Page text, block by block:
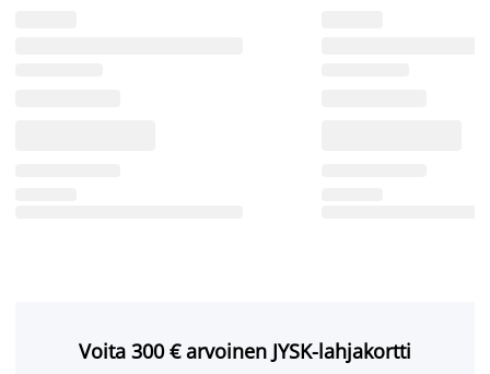
Voita 300 € arvoinen JYSK-lahjakortti